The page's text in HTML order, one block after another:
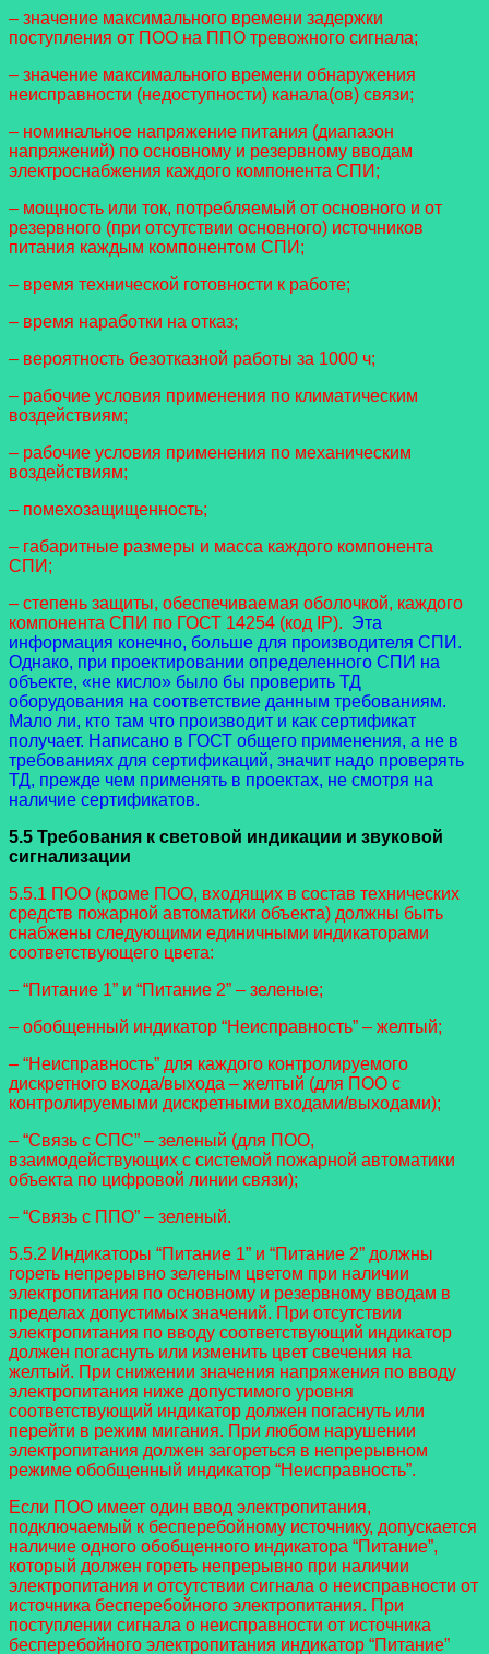
– значение максимального времени задержки
поступления от ПОО на ППО тревожного сигнала;
– значение максимального времени обнаружения
неисправности (недоступности) канала(ов) связи;
– номинальное напряжение питания (диапазон
напряжений) по основному и резервному вводам
электроснабжения каждого компонента СПИ;
– мощность или ток, потребляемый от основного и от
резервного (при отсутствии основного) источников
питания каждым компонентом СПИ;
– время технической готовности к работе;
– время наработки на отказ;
– вероятность безотказной работы за 1000 ч;
– рабочие условия применения по климатическим
воздействиям;
– рабочие условия применения по механическим
воздействиям;
– помехозащищенность;
– габаритные размеры и масса каждого компонента
СПИ;
– степень защиты, обеспечиваемая оболочкой, каждого
компонента СПИ по ГОСТ 14254 (код IP). Эта
информация конечно, больше для производителя СПИ.
Однако, при проектировании определенного СПИ на
объекте, «не кисло» было бы проверить ТД
оборудования на соответствие данным требованиям.
Мало ли, кто там что производит и как сертификат
получает. Написано в ГОСТ общего применения, а не в
требованиях для сертификаций, значит надо проверять
ТД, прежде чем применять в проектах, не смотря на
наличие сертификатов.
5.5 Требования к световой индикации и звуковой
сигнализации
5.5.1 ПОО (кроме ПОО, входящих в состав технических
средств пожарной автоматики объекта) должны быть
снабжены следующими единичными индикаторами
соответствующего цвета:
– “Питание 1” и “Питание 2” – зеленые;
– обобщенный индикатор “Неисправность” – желтый;
– “Неисправность” для каждого контролируемого
дискретного входа/выхода – желтый (для ПОО с
контролируемыми дискретными входами/выходами);
– “Связь с СПС” – зеленый (для ПОО,
взаимодействующих с системой пожарной автоматики
объекта по цифровой линии связи);
– “Связь с ППО” – зеленый.
5.5.2 Индикаторы “Питание 1” и “Питание 2” должны
гореть непрерывно зеленым цветом при наличии
электропитания по основному и резервному вводам в
пределах допустимых значений. При отсутствии
электропитания по вводу соответствующий индикатор
должен погаснуть или изменить цвет свечения на
желтый. При снижении значения напряжения по вводу
электропитания ниже допустимого уровня
соответствующий индикатор должен погаснуть или
перейти в режим мигания. При любом нарушении
электропитания должен загореться в непрерывном
режиме обобщенный индикатор “Неисправность”.
Если ПОО имеет один ввод электропитания,
подключаемый к бесперебойному источнику, допускается
наличие одного обобщенного индикатора “Питание”,
который должен гореть непрерывно при наличии
электропитания и отсутствии сигнала о неисправности от
источника бесперебойного электропитания. При
поступлении сигнала о неисправности от источника
бесперебойного электропитания индикатор “Питание”